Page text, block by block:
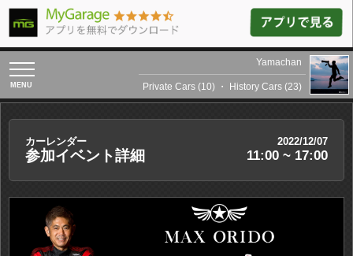
toggle
navigation
Yamachan
Private Cars (10) ・ History Cars (23)
カーレンダー 2022/12/07
参加イベント詳細 11:00 ~ 17:00